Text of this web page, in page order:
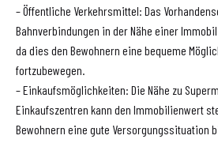
– Öffentliche Verkehrsmittel: Das
Bahnverbindungen in der Nähe einer
da dies den Bewohnern eine bequeme
fortzubewegen.
– Einkaufsmöglichkeiten: Die Nähe zu
Einkaufszentren kann den Immobilienwert
Bewohnern eine gute Versorgungssituation